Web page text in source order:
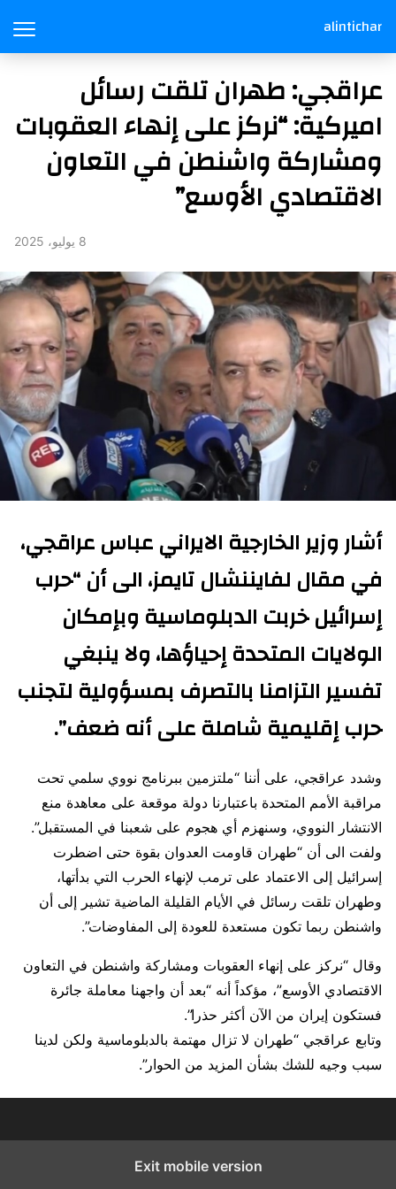
alintichar
عراقجي: طهران تلقت رسائل
اميركية: “نركز على إنهاء العقوبات
ومشاركة واشنطن في التعاون
الاقتصادي الأوسع”
8 يوليو، 2025
أشار وزير الخارجية الايرانيعباس عراقجي،
في مقال لفايننشال تايمز، الى أن “حرب
إسرائيل خربت الدبلوماسية وبإمكان
الولايات المتحدة إحياؤها، ولا ينبغي
تفسير التزامنا بالتصرف بمسؤولية لتجنب
حرب إقليمية شاملة على أنه ضعف”.
وشدد عراقجي، على أننا “ملتزمين ببرنامج نووي سلمي تحت
مراقبة الأمم المتحدة باعتبارنا دولة موقعة على معاهدة منع
الانتشار النووي، وسنهزم أي هجوم على شعبنا في المستقبل”.
ولفت الى أن “طهران قاومت العدوان بقوة حتى اضطرت
إسرائيل إلى الاعتماد على ترمب لإنهاء الحرب التي بدأتها،
وطهران تلقت رسائل في الأيام القليلة الماضية تشير إلى أن
واشنطن ربما تكون مستعدة للعودة إلى المفاوضات”.
وقال “نركز على إنهاء العقوبات ومشاركة واشنطن في التعاون
الاقتصادي الأوسع”، مؤكداً أنه “بعد أن واجهنا معاملة جائرة
فستكون إيران من الآن أكثر حذرا”.
وتابع عراقجي “طهران لا تزال مهتمة بالدبلوماسية ولكن لدينا
سبب وجيه للشك بشأن المزيد من الحوار”.
Exit mobile version